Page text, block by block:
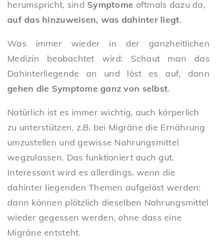
herumspricht, sind Symptome oftmals dazu da,
auf das hinzuweisen, was dahinter liegt.
Was immer wieder in der ganzheitlichen
Medizin beobachtet wird: Schaut man das
Dahinterliegende an und löst es auf, dann
gehen die Symptome ganz von selbst.
Natürlich ist es immer wichtig, auch körperlich
zu unterstützen, z.B. bei Migräne die Ernährung
umzustellen und gewisse Nahrungsmittel
wegzulassen. Das funktioniert auch gut.
Interessant wird es allerdings, wenn die
dahinter liegenden Themen aufgelöst werden:
dann können plötzlich dieselben Nahrungsmittel
wieder gegessen werden, ohne dass eine
Migräne entsteht.